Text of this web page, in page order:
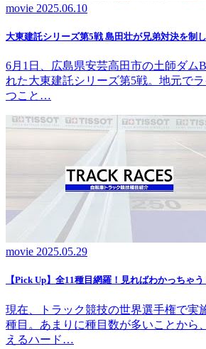
movie 2025.06.10
大東建託シリーズ第5戦 島田壮が兄弟対決を制
6月1日、広島県安芸高田市の土師ダム
れた大東建託シリーズ第5戦。地元で
つこと…
movie 2025.05.29
【Pick Up】全11種目網羅！見ればわかっちゃ
現在、トラック競技の世界選手権で実
種目。あまりに種目数が多いことから
えるハード…